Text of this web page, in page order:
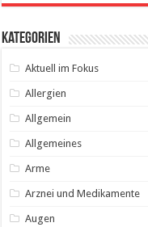
Kategorien
Aktuell im Fokus
Allergien
Allgemein
Allgemeines
Arme
Arznei und Medikamente
Augen